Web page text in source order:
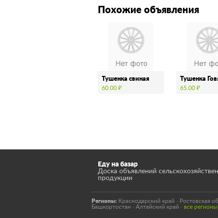
Похожие объявления
Тушенка свиная
60.00 ₽
Тушенка
65.00 ₽
Еду на базар
Доска объявлений
продукции
Регионы: Краснодарский край · Ростовская
Башкортостан · Алтайский край · все